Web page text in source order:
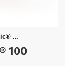
...
100